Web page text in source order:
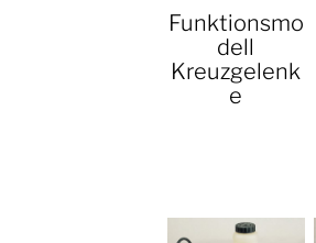
Funktionsmo
dell
Kreuzgelenk
e